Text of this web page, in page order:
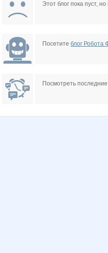
Этот блог пока пуст,
Посетите блог Робота
Посмотреть